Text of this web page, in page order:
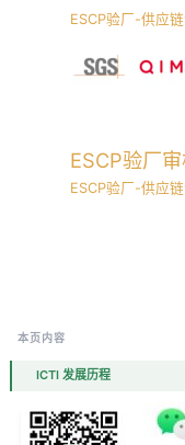
ESCP验厂-供应
ESCP验厂
ESCP验厂-供应
本页内容
ICTI 发展历程